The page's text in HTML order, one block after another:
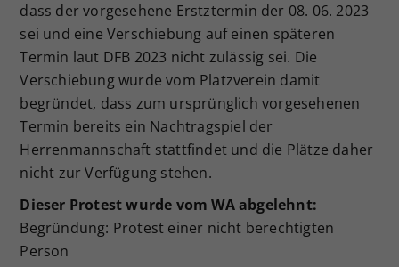
dass der vorgesehene Erstztermin der 08. 06. 2023
sei und eine Verschiebung auf einen späteren
Termin laut DFB 2023 nicht zulässig sei. Die
Verschiebung wurde vom Platzverein damit
begründet, dass zum ursprünglich vorgesehenen
Termin bereits ein Nachtragspiel der
Herrenmannschaft stattfindet und die Plätze daher
nicht zur Verfügung stehen.
Dieser Protest wurde vom WA abgelehnt:
Begründung: Protest einer nicht berechtigten
Person